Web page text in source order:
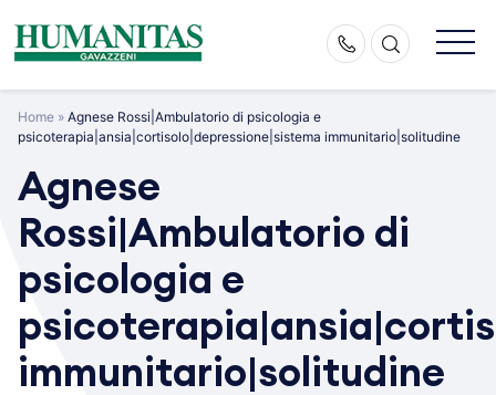
content
Home » Agnese Rossi|Ambulatorio di psicologia e
psicoterapia|ansia|cortisolo|depressione|sistema immunitario|solitudine
Agnese
Rossi|Ambulatorio di
psicologia e
immunitario|solitudine